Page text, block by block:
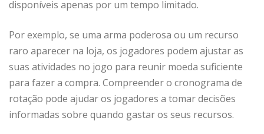
disponíveis apenas por um tempo limitado.
Por exemplo, se uma arma poderosa ou um recurso
raro aparecer na loja, os jogadores podem ajustar as
suas atividades no jogo para reunir moeda suficiente
para fazer a compra. Compreender o cronograma de
rotação pode ajudar os jogadores a tomar decisões
informadas sobre quando gastar os seus recursos.